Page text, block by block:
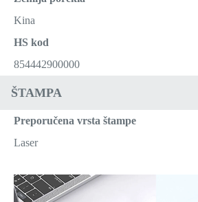
Kina
HS kod
854442900000
ŠTAMPA
Preporučena vrsta štampe
Laser